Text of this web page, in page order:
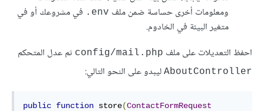
ومعلومات أخرى حساسة ضمن ملف env.
في مشروعك أو في
متغير البيئة في الخادوم.
احفظ التعديلات على ملف config/mail.php ثم عدل المتحكم
AboutController ليبدو على النحو التالي:
public function store(ContactFormRequest